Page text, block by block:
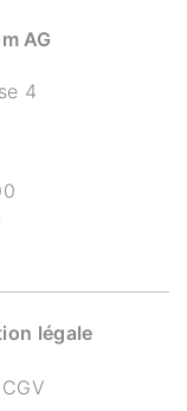
AG
4
légale
CGV